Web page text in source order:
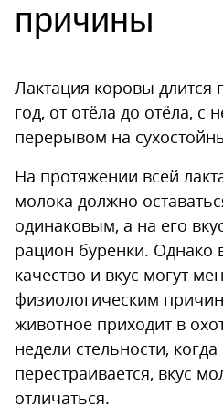
причины
Лактация коровы длится
год, от отёла до отёла, с
перерывом на
На протяжении всей
молока должно
одинаковым, а на его
рацион буренки. Однако
качество и вкус могут
физиологическим
животное приходит в
недели стельности,
перестраивается, вкус
отличаться.